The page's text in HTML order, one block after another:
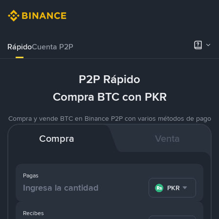
RápidoCuenta P2P
P2P Rápido
Compra BTC con PKR
Compra y vende BTC en Binance P2P con varios métodos de pago
Compra Venta
Pagas
PKR
Recibes